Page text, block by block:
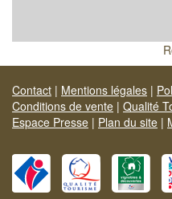
Contact | Mentions légales |
Conditions de vente | Qualité
Espace Presse | Plan du site |